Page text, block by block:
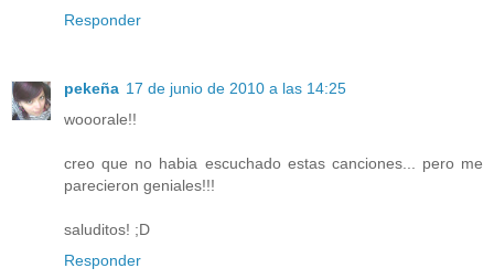
Responder
pekeña 17 de junio de 2010 a las 14:25
wooorale!!
creo que no habia escuchado estas canciones... pero me
parecieron geniales!!!
saluditos! ;D
Responder